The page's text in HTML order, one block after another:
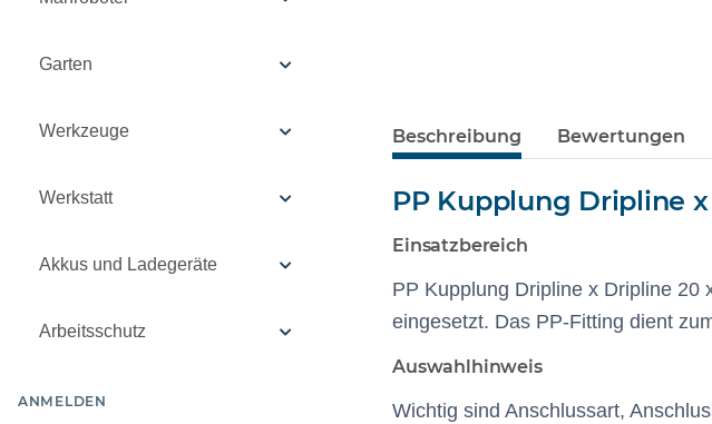
Beschreibung Bewertungen
PP Kupplung Dripline
Einsatzbereich
PP Kupplung Dripline x Dripline 20
eingesetzt. Das PP-Fitting dient
Auswahlhinweis
Wichtig sind Anschlussart,
Garten
Werkzeuge
Werkstatt
Akkus und Ladegeräte
Arbeitsschutz
ANMELDEN